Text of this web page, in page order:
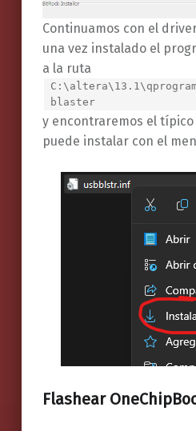
Continuamos con el
una vez instalado el
a la ruta
blaster
y encontraremos el típico
puede instalar con el
Flashear